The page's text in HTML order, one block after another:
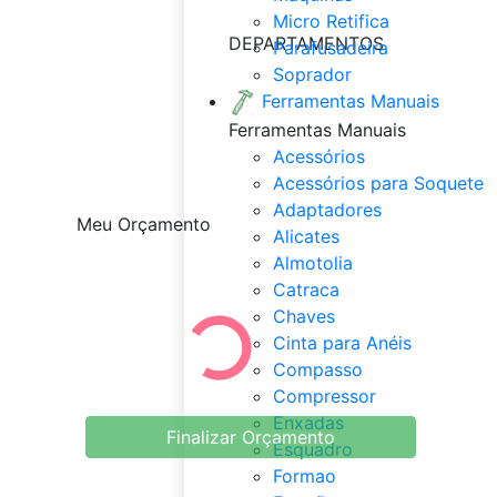
DEPARTAMENTOS
Micro Retifica
Parafusadeira
Soprador
Ferramentas Manuais
Ferramentas Manuais
Acessórios
Acessórios para Soquete
Adaptadores
Alicates
Almotolia
Catraca
Chaves
Cinta para Anéis
Compasso
Compressor
Enxadas
Esquadro
Formao
Meu Orçamento
Finalizar Orçamento